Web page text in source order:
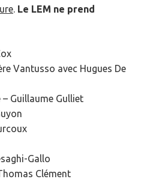
Le LEM ne prend
Vantusso avec Hugues De
Guillaume Gulliet
Gallo
Clément